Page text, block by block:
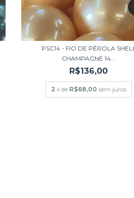
PSC14 - FIO DE PÉROLA SHELL
CHAMPAGNE 14...
R$136,00
2 x de R$68,00 sem juros